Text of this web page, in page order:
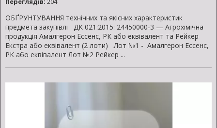
ОБҐРУНТУВАННЯ технічних та якісних характеристик
предмета закупівлі ДК 021:2015: 24450000-3 — Агрохімічна
продукція Амалгерон Ессенс, РК або еквівалент та Рейкер
Екстра або еквівалент (2 лоти) Лот №1 - Амалгерон Ессенс,
РК або еквівалент Лот №2 Рейкер ...